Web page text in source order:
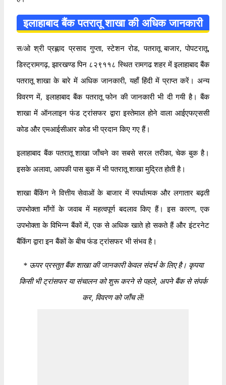
इलाहाबाद बैंक पतरातू शाखा की अधिक जानकारी
स/ओ श्री प्रह्लाद प्रसाद गुप्ता, स्टेशन रोड, पतरातू बाजार, पोपटरातू,
डिस्ट्रामगढ़, झारखण्ड पिन ८२९११८ स्थित रामगढ शहर में इलाहाबाद बैंक
पतरातू शाखा के बारे में अधिक जानकारी, यहाँ हिंदी में प्राप्त करें। अन्य
विवरण में, इलाहाबाद बैंक पतरातू फोन की जानकारी भी दी गयी है। बैंक
शाखा में ऑनलाइन फंड ट्रांसफर द्वारा इस्तेमाल होने वाला आईएफएससी
कोड और एमआईसीआर कोड भी प्रदान किए गए हैं।
इलाहाबाद बैंक पतरातू शाखा जाँचने का सबसे सरल तरीका, चेक बुक है।
इसके अलावा, आपकी पास बुक में भी पतरातू शाखा मुद्रित होती है।
शाखा बैंकिंग ने वित्तीय सेवाओं के बाजार में स्पर्धात्मक और लगातार बढ़ती
उपभोक्ता माँगों के जवाब में महत्वपूर्ण बदलाव किए हैं। इस कारण, एक
उपभोक्ता के विभिन्न बैंकों में, एक से अधिक खाते हो सकते हैं और इंटरनेट
बैंकिंग द्वारा इन बैंकों के बीच फंड ट्रांसफर भी संभव है।
*ऊपर प्रस्तुत बैंक शाखा की जानकारी केवल संदर्भ के लिए है। कृपया
किसी भी ट्रांसफर या संचालन को शुरू करने से पहले, अपने बैंक से संपर्क
कर, विवरण को जाँच लें!